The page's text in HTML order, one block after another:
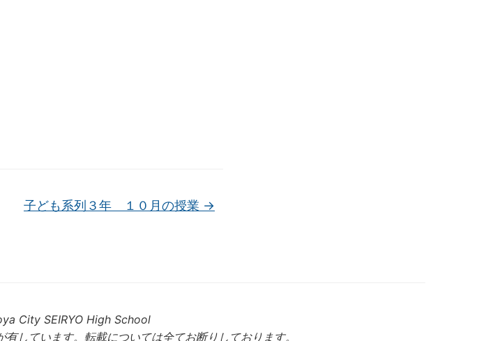
子ども系列３年 １０月の授業 →
City SEIRYO High School
しています。転載については全てお断りしております。